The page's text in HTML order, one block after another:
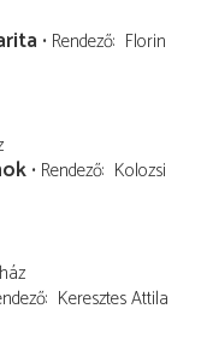
Rendező Florin
Rendező Kolozsi
Keresztes Attila